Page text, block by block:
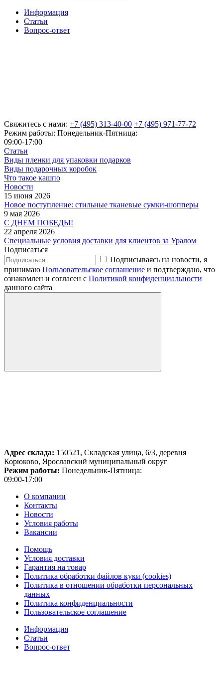
Информация
Статьи
Вопрос-ответ
Свяжитесь с нами: +7 (495) 313-40-00 +7 (495) 971-77-72
Режим работы: Понедельник-Пятница:
09:00-17:00
Статьи
Виды пленки для упаковки подарков
Виды подарочных коробок
Что такое кашпо
Новости
15 июня 2026
Новое поступление: стильные тканевые сумки-шопперы
9 мая 2026
С ДНЕМ ПОБЕДЫ!
22 апреля 2026
Специальные условия доставки для клиентов за Уралом
Подписаться
Подписываясь на новости, я
принимаю Пользовательское соглашение и подтверждаю, что
ознакомлен и согласен с Политикой конфиденциальности
данного сайта
Адрес склада: 150521, Складская улица, 6/3, деревня
Корюково, Ярославский муниципальный округ
Режим работы: Понедельник-Пятница:
09:00-17:00
О компании
Контакты
Новости
Условия работы
Вакансии
Помощь
Условия доставки
Гарантия на товар
Политика обработки файлов куки (cookies)
Политика в отношении обработки персональных
данных
Политика конфиденциальности
Пользовательское соглашение
Информация
Статьи
Вопрос-ответ